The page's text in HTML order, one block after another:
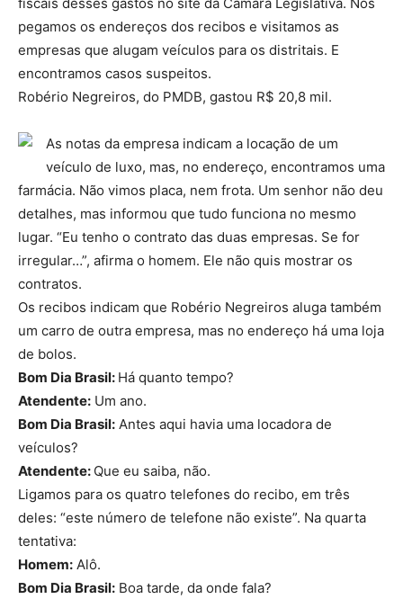
pegamos os endereços dos recibos e visitamos as
empresas que alugam veículos para os distritais. E
encontramos casos suspeitos.
Robério Negreiros, do PMDB, gastou R$ 20,8 mil.
As notas da empresa indicam a locação de um
veículo de luxo, mas, no endereço, encontramos uma
farmácia. Não vimos placa, nem frota. Um senhor não deu
detalhes, mas informou que tudo funciona no mesmo
lugar. “Eu tenho o contrato das duas empresas. Se for
irregular…”, afirma o homem. Ele não quis mostrar os
contratos.
Os recibos indicam que Robério Negreiros aluga também
um carro de outra empresa, mas no endereço há uma loja
de bolos.
Bom Dia Brasil: Há quanto tempo?
Atendente: Um ano.
Bom Dia Brasil: Antes aqui havia uma locadora de
veículos?
Atendente: Que eu saiba, não.
Ligamos para os quatro telefones do recibo, em três
deles: “este número de telefone não existe”. Na quarta
tentativa:
Homem: Alô.
Bom Dia Brasil: Boa tarde, da onde fala?